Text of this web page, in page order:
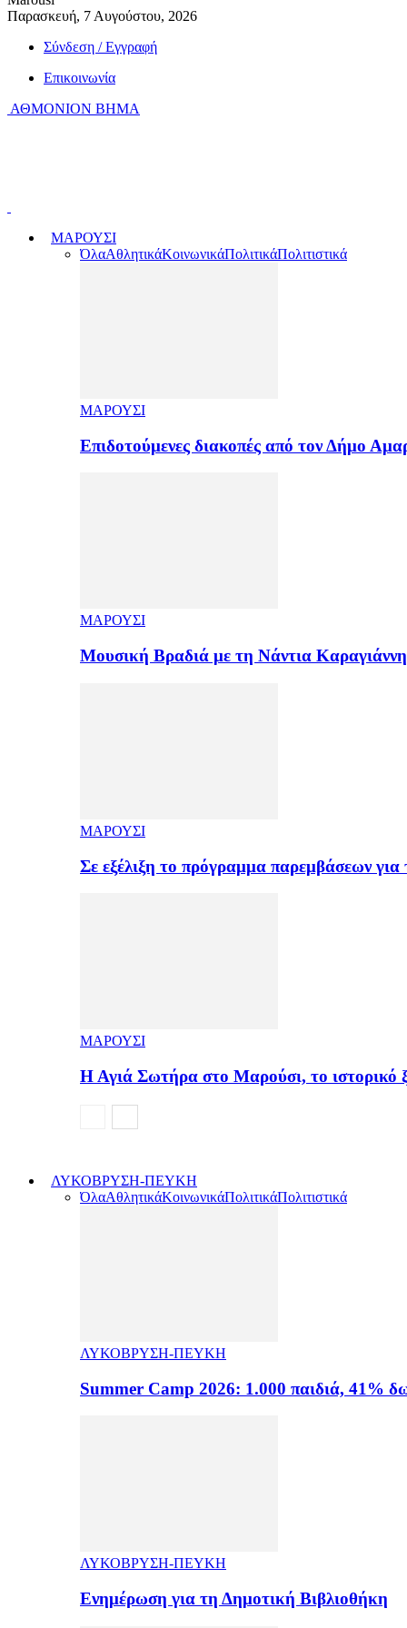
Παρασκευή, 7 Αυγούστου, 2026
Σύνδεση / Εγγραφή
Επικοινωνία
ΑΘΜΟΝΙΟΝ ΒΗΜΑ
ΜΑΡΟΥΣΙ
ΌλαΑθλητικάΚοινωνικάΠολιτικάΠολιτιστικά
ΜΑΡΟΥΣΙ
Επιδοτούμενες διακοπές από τον Δήμο
ΜΑΡΟΥΣΙ
Μουσική Βραδιά με τη Νάντια
ΜΑΡΟΥΣΙ
Σε εξέλιξη το πρόγραμμα παρεμβάσεων
ΜΑΡΟΥΣΙ
Η Αγιά Σωτήρα στο Μαρούσι, το ιστορικό
ΛΥΚΟΒΡΥΣΗ-ΠΕΥΚΗ
ΌλαΑθλητικάΚοινωνικάΠολιτικάΠολιτιστικά
ΛΥΚΟΒΡΥΣΗ-ΠΕΥΚΗ
Summer Camp 2026: 1.000 παιδιά, 41%
ΛΥΚΟΒΡΥΣΗ-ΠΕΥΚΗ
Ενημέρωση για τη Δημοτική Βιβλιοθήκη